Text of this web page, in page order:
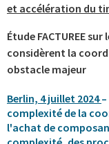
et accélération du
Étude FACTUREE
considèrent la
obstacle majeur
Berlin, 4 juillet 2024
complexité de la
l'achat de